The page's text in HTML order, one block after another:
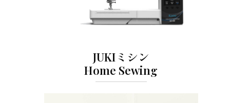
JUKIミシン
Home Sewing